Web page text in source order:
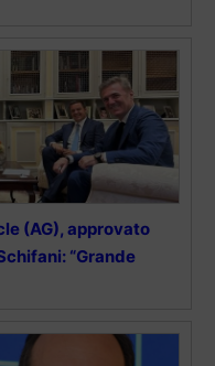
(AG), approvato
“Grande